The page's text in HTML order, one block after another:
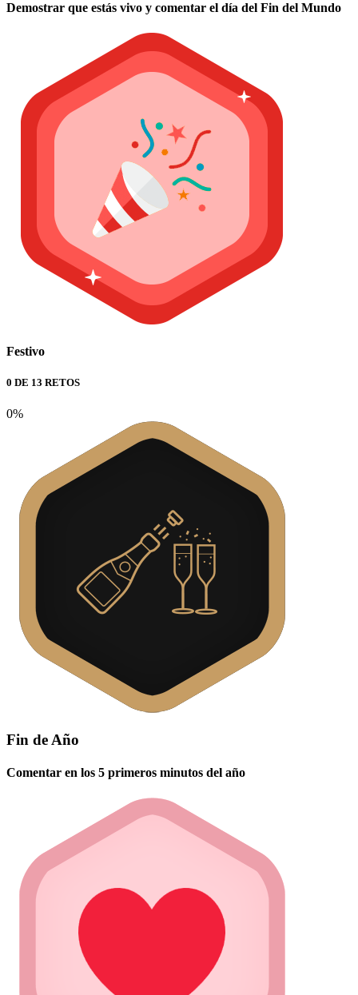
Demostrar que estás vivo y comentar el día del Fin del Mundo
Festivo
0 DE 13 RETOS
0%
Fin de Año
Comentar en los 5 primeros minutos del año